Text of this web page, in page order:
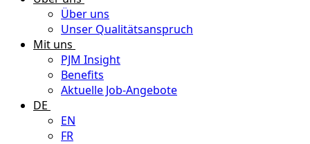
Über uns
Unser Qualitätsanspruch
Mit uns
PJM Insight
Benefits
Aktuelle Job-Angebote
DE
EN
FR